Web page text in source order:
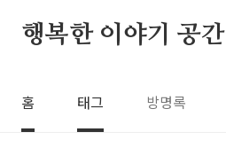
행복한 이야기 공간
홈 태그 방명록